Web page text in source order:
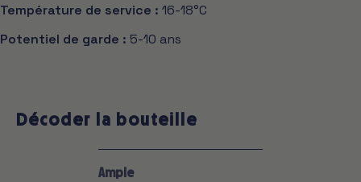
Température de service : 16-18°C
Potentiel de garde : 5-10 ans
Décoder la bouteille
Ample